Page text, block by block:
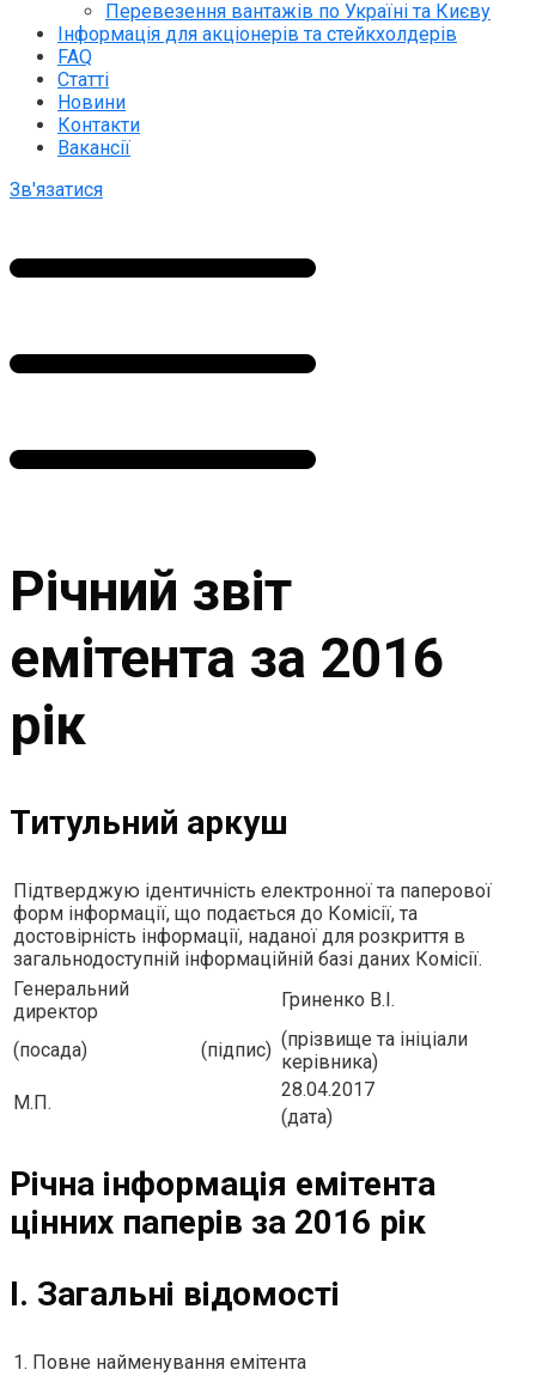
Перевезення вантажів по Україні та Києву
Інформація для акціонерів та стейкхолдерів
FAQ
Статті
Новини
Контакти
Вакансії
Зв'язатися
Річний звіт
емітента за 2016
рік
Титульний аркуш
Підтверджую ідентичність електронної та паперової
форм інформації, що подається до Комісії, та
достовірність інформації, наданої для розкриття в
загальнодоступній інформаційній базі даних Комісії.
Генеральний
директор
Гриненко В.I.
(посада) (підпис) (прізвище та ініціали
керівника)
М.П.
28.04.2017
(дата)
Річна інформація емітента
цінних паперів за 2016 рік
I. Загальні відомості
1. Повне найменування емітента